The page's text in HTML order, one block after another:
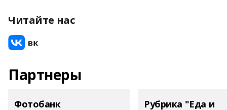
Читайте нас
Партнеры
Фотобанк Рубрика "Еда и